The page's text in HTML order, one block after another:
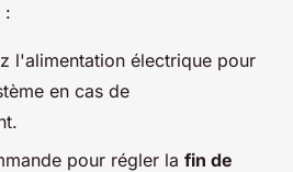
:
l'alimentation électrique pour
en cas de
pour régler la fin de